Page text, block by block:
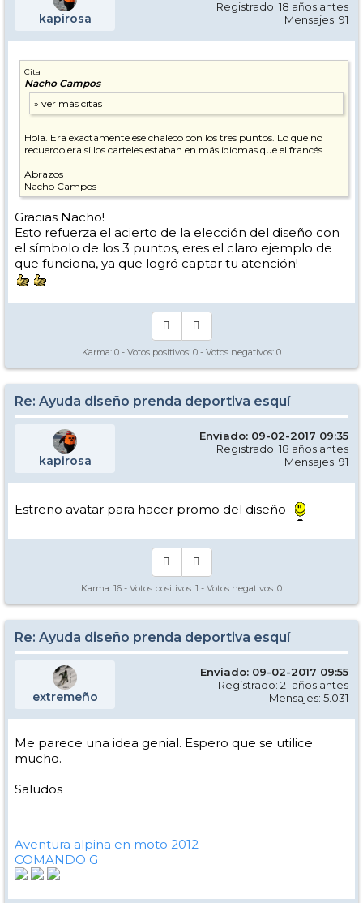
kapirosa
Registrado: 18 años antes
Mensajes: 91
Cita
Nacho Campos
Hola. Era exactamente ese chaleco con los tres puntos. Lo que no
recuerdo era si los carteles estaban en más idiomas que el francés.
Abrazos
Nacho Campos
Gracias Nacho!
Esto refuerza el acierto de la elección del diseño con
el símbolo de los 3 puntos, eres el claro ejemplo de
que funciona, ya que logró captar tu atención!
Karma: 0 - Votos positivos: 0 - Votos negativos: 0
Re: Ayuda diseño prenda deportiva esquí
kapirosa
Enviado: 09-02-2017 09:35
Registrado: 18 años antes
Mensajes: 91
Estreno avatar para hacer promo del diseño
Karma: 16 - Votos positivos: 1 - Votos negativos: 0
Re: Ayuda diseño prenda deportiva esquí
extremeño
Enviado: 09-02-2017 09:55
Registrado: 21 años antes
Mensajes: 5.031
Me parece una idea genial. Espero que se utilice
mucho.
Saludos
Aventura alpina en moto 2012
COMANDO G